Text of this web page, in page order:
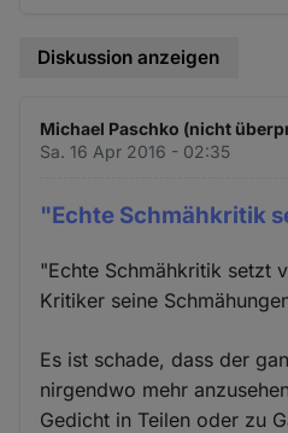
Diskussion anzeigen
Michael Paschko (nicht
Sa. 16 Apr 2016 - 02:35
"Echte Schmähkritik
"Echte Schmähkritik setzt
Kritiker seine
Es ist schade, dass der
nirgendwo mehr
Gedicht in Teilen oder zu